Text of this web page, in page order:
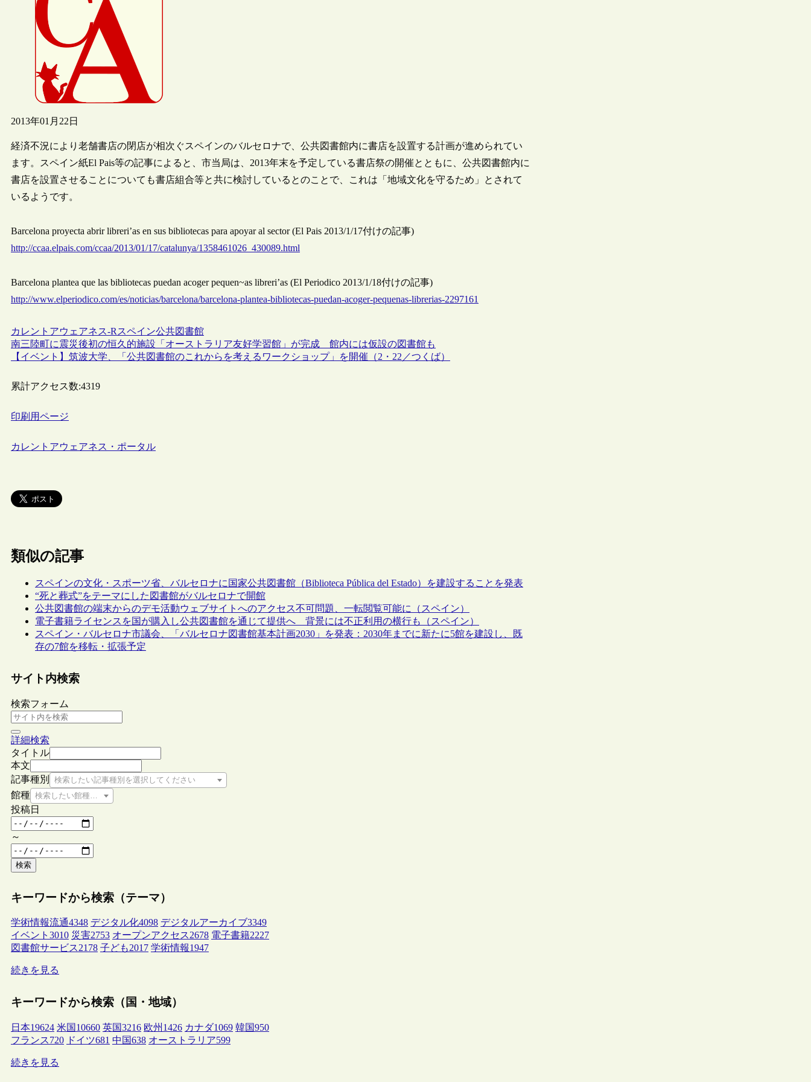
2013年01月22日
経済不況により老舗書店の閉店が相次ぐスペインのバルセロナで、公共図書館内に書店を設置する計画が進められてい
ます。スペイン紙El Pais等の記事によると、市当局は、2013年末を予定している書店祭の開催とともに、公共図書館内に
書店を設置させることについても書店組合等と共に検討しているとのことで、これは「地域文化を守るため」とされて
いるようです。
Barcelona proyecta abrir libreri’as en sus bibliotecas para apoyar al sector (El Pais 2013/1/17付けの記事)
http://ccaa.elpais.com/ccaa/2013/01/17/catalunya/1358461026_430089.html
Barcelona plantea que las bibliotecas puedan acoger pequen~as libreri’as (El Periodico 2013/1/18付けの記事)
http://www.elperiodico.com/es/noticias/barcelona/barcelona-plantea-bibliotecas-puedan-acoger-pequenas-librerias-2297161
カレントアウェアネス-R スペイン公共図書館
南三陸町に震災後初の恒久的施設「オーストラリア友好学習館」が完成 館内には仮設の図書館も
【イベント】筑波大学、「公共図書館のこれからを考えるワークショップ」を開催（2・22／つくば）
累計アクセス数:4319
印刷用ページ
カレントアウェアネス・ポータル
類似の記事
スペインの文化・スポーツ省、バルセロナに国家公共図書館（Biblioteca Pública del Estado）を建設することを発表
“死と葬式”をテーマにした図書館がバルセロナで開館
公共図書館の端末からのデモ活動ウェブサイトへのアクセス不可問題、一転閲覧可能に（スペイン）
電子書籍ライセンスを国が購入し公共図書館を通じて提供へ 背景には不正利用の横行も（スペイン）
スペイン・バルセロナ市議会、「バルセロナ図書館基本計画2030」を発表：2030年までに新たに5館を建設し、既
存の7館を移転・拡張予定
サイト内検索
検索フォーム
詳細検索
タイトル
本文
記事種別
検索したい記事種別を選択してください
館種 検索したい館種を選択してください
投稿日
～
検索
キーワードから検索（テーマ）
学術情報流通4348 デジタル化4098 デジタルアーカイブ3349
イベント 3010 災害2753 オープンアクセス2678 電子書籍2227
図書館サービス2178 子ども2017 学術情報1947
続きを見る
キーワードから検索（国・地域）
日本19624 米国 10660 英国3216 欧州 1426 カナダ1069 韓国950
フランス720 ドイツ681 中国638 オーストラリア599
続きを見る